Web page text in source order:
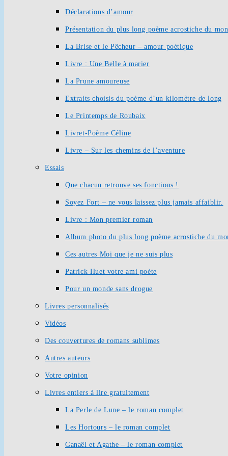
Déclarations d’amour
Présentation du plus long poème acrostiche du
La Brise et le Pêcheur – amour poétique
Livre : Une Belle à marier
La Prune amoureuse
Extraits choisis du poème d’un kilomètre de long
Le Printemps de Roubaix
Livret-Poème Céline
Livre – Sur les chemins de l’aventure
Essais
Que chacun retrouve ses fonctions !
Soyez Fort – ne vous laissez plus jamais affaiblir.
Livre : Mon premier roman
Album photo du plus long poème acrostiche du
Ces autres Moi que je ne suis plus
Patrick Huet votre ami poète
Pour un monde sans drogue
Livres personnalisés
Vidéos
Des couvertures de romans sublimes
Autres auteurs
Votre opinion
Livres entiers à lire gratuitement
La Perle de Lune – le roman complet
Les Hortours – le roman complet
Ganaël et Agathe – le roman complet